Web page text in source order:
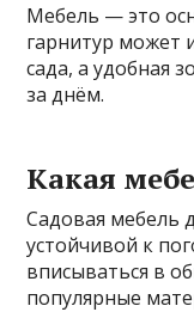
Мебель — это
гарнитур может
сада, а удобная
за днём.
Какая
Садовая мебель
устойчивой к
вписываться в
популярные